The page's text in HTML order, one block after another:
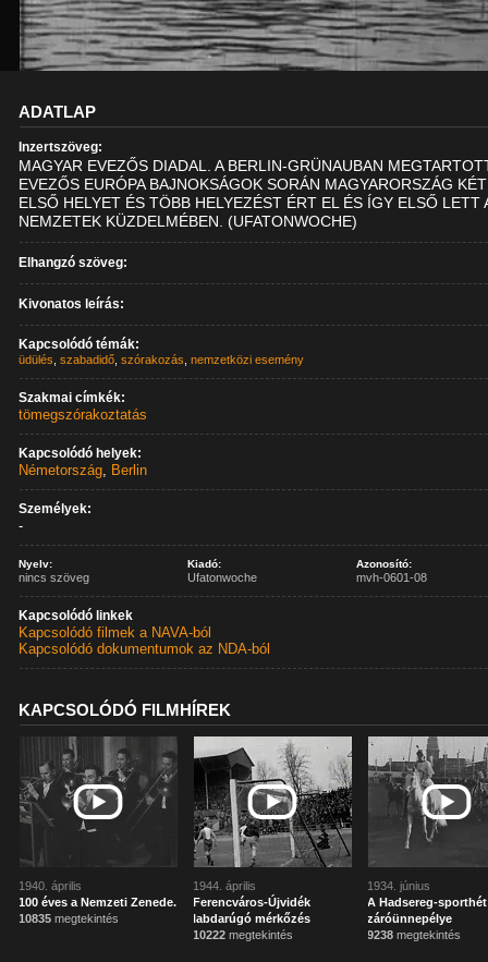
ADATLAP
Inzertszöveg:
MAGYAR EVEZŐS DIADAL. A BERLIN-GRÜNAUBAN
EVEZŐS EURÓPA BAJNOKSÁGOK SORÁN MAGYARORSZÁG KÉT
ELSŐ HELYET ÉS TÖBB HELYEZÉST ÉRT EL ÉS ÍGY ELSŐ LETT
NEMZETEK KÜZDELMÉBEN. (UFATONWOCHE)
Elhangzó szöveg:
Kivonatos leírás:
Kapcsolódó témák:
üdülés ,szabadidő ,szórakozás ,nemzetközi esemény
Szakmai címkék:
tömegszórakoztatás
Kapcsolódó helyek:
Németország, Berlin
Személyek:
-
Nyelv:
nincs szöveg
Kiadó:
Ufatonwoche
Azonosító:
mvh-0601-08
Kapcsolódó linkek
Kapcsolódó filmek a NAVA-ból
Kapcsolódó dokumentumok az NDA-ból
KAPCSOLÓDÓ FILMHÍREK
1940. április
100 éves a Nemzeti Zenede.
10835 megtekintés
1944. április
Ferencváros-Újvidék
labdarúgó mérkőzés
10222 megtekintés
1934. június
A Hadsereg-sporthét
záróünnepélye
9238 megtekintés